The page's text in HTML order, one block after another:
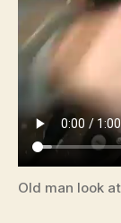
Old man look